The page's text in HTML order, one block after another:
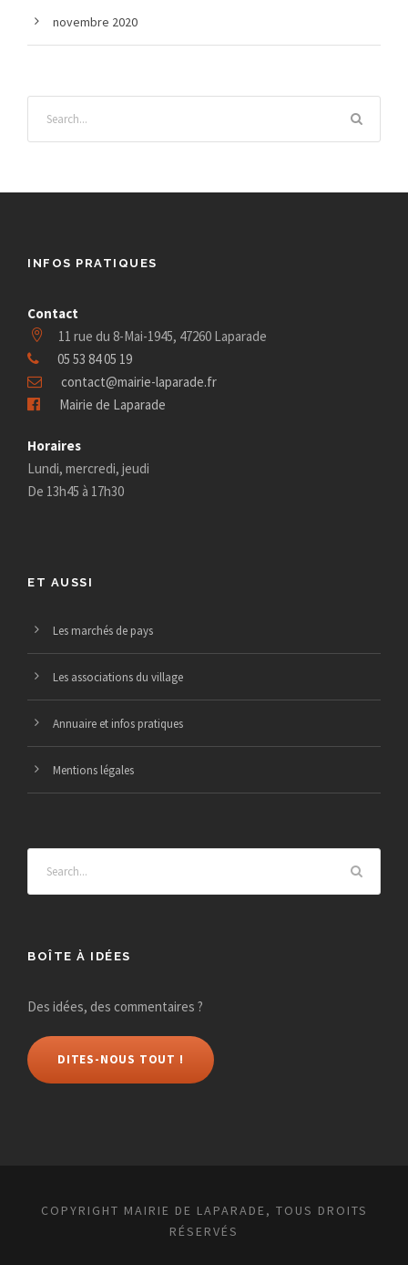
novembre 2020
INFOS PRATIQUES
Contact
11 rue du 8-Mai-1945, 47260 Laparade
05 53 84 05 19
contact@mairie-laparade.fr
Mairie de Laparade
Horaires
Lundi, mercredi, jeudi
De 13h45 à 17h30
ET AUSSI
Les marchés de pays
Les associations du village
Annuaire et infos pratiques
Mentions légales
BOÎTE À IDÉES
Des idées, des commentaires ?
DITES-NOUS TOUT !
COPYRIGHT MAIRIE DE LAPARADE, TOUS DROITS
RÉSERVÉS